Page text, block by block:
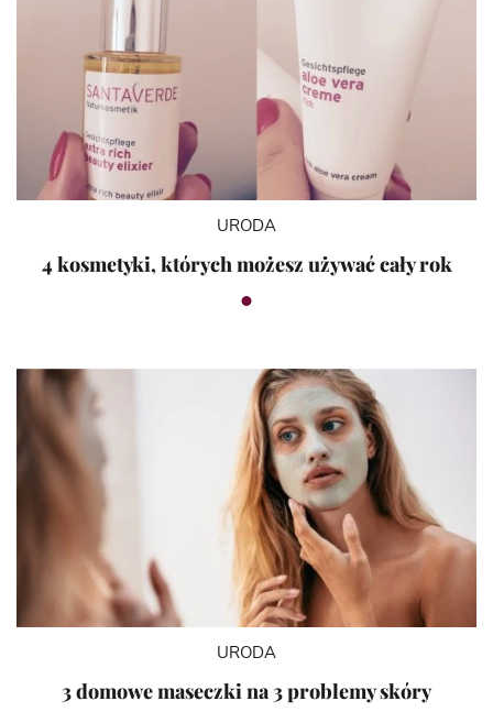
URODA
4 kosmetyki, których możesz używać cały rok
URODA
3 domowe maseczki na 3 problemy skóry